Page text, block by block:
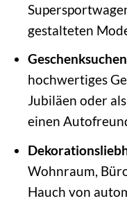
gestalteten
hochwertiges
Jubiläen oder
einen
Wohnraum,
Hauch von